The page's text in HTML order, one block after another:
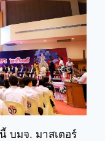
บมจ. มาสเตอร์